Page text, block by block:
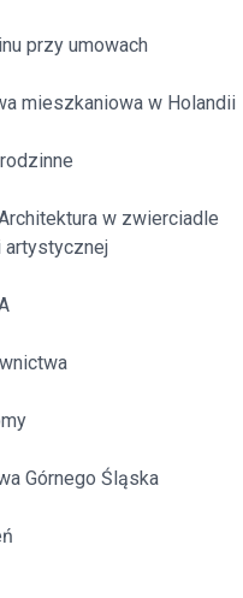
przy umowach
mieszkaniowa w Holandii
w zwierciadle
artystycznej
Górnego Śląska